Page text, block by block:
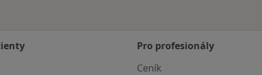
Pro profesionály
Ceník